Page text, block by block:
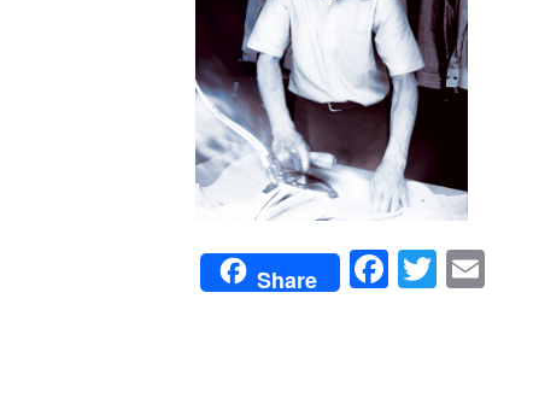
Share Facebook
Twitter